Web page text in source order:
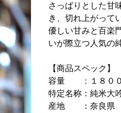
さっぱりとした甘
き、切れ上がって
優しい甘みと百楽
いが際立つ人気の
【商品スペック】
容量 ：１８００
特定名称：純米大
産地 ：奈良県